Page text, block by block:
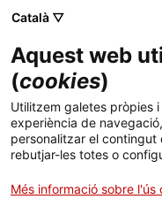
Menú
Serveis
ACCIÓ - Agència
ACCIÓ - Agència per
Inici
Ajuts i serveis
Fer negocis a
Català ▽
Aquest web
(cookies)
Utilitzem galetes pròpies
experiència de
personalitzar el contingut
rebutjar-les totes o
Més informació sobre